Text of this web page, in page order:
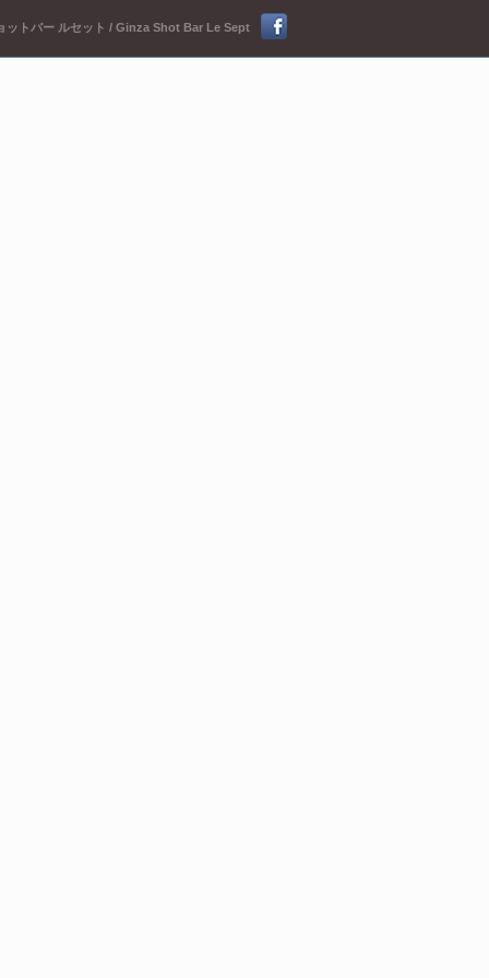
ットバー ルセット / Ginza Shot Bar Le Sept